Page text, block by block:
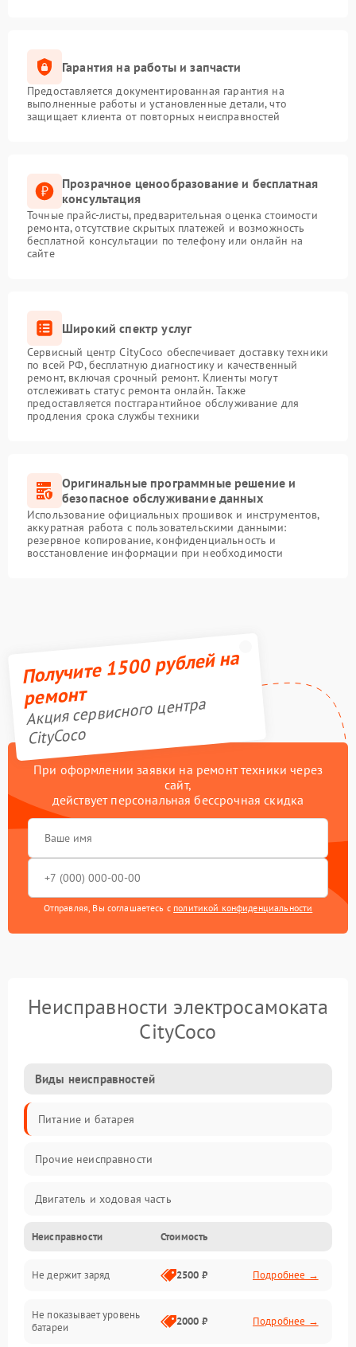
Гарантия на работы и запчасти
Предоставляется документированная гарантия на
выполненные работы и установленные детали, что
защищает клиента от повторных неисправностей
Прозрачное ценообразование и бесплатная
консультация
Точные прайс-листы, предварительная оценка стоимости
ремонта, отсутствие скрытых платежей и возможность
бесплатной консультации по телефону или онлайн на
сайте
Широкий спектр услуг
Сервисный центр CityCoco обеспечивает доставку техники
по всей РФ, бесплатную диагностику и качественный
ремонт, включая срочный ремонт. Клиенты могут
отслеживать статус ремонта онлайн. Также
предоставляется постгарантийное обслуживание для
продления срока службы техники
Оригинальные программные решение и
безопасное обслуживание данных
Использование официальных прошивок и инструментов,
аккуратная работа с пользовательскими данными:
резервное копирование, конфиденциальность и
восстановление информации при необходимости
Получите 1500 рублей на
ремонт
Акция сервисного центра
CityCoco
При оформлении заявки на ремонт техники через
сайт,
действует персональная бессрочная скидка
Отправляя, Вы соглашаетесь с политикой конфиденциальности
Неисправности электросамоката
CityCoco
Виды неисправностей
Питание и батарея
Прочие неисправности
Двигатель и ходовая часть
Тормоза и безопасность
Подвеска и колеса
Электроника и управление
Неисправности Стоимость
Не держит заряд 2500 ₽ Подробнее →
Не показывает уровень
батареи
2000 ₽ Подробнее →